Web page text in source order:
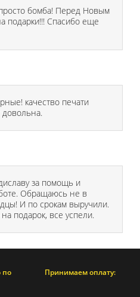
бомба! Перед Новым
подарки!!! Спасибо еще
качество печати
за помощь и
Обращаюсь не в
И по срокам выручили.
подарок, все успели.
по
Принимаем оплату: